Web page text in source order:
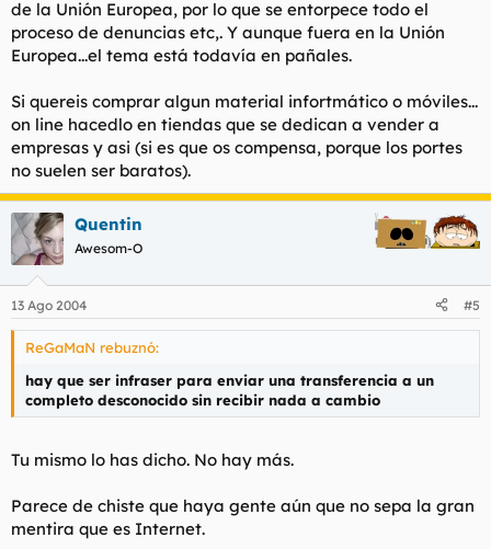
de la Unión Europea, por lo que se entorpece todo el
proceso de denuncias etc,. Y aunque fuera en la Unión
Europea...el tema está todavía en pañales.
Si quereis comprar algun material infortmático o móviles...
on line hacedlo en tiendas que se dedican a vender a
empresas y asi (si es que os compensa, porque los portes
no suelen ser baratos).
Quentin
Awesom-O
13 Ago 2004 #5
ReGaMaN rebuznó:
hay que ser infraser para enviar una transferencia a un
completo desconocido sin recibir nada a cambio
Tu mismo lo has dicho. No hay más.
Parece de chiste que haya gente aún que no sepa la gran
mentira que es Internet.